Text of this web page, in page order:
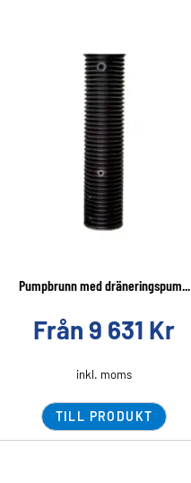
Pumpbrunn med dräneringspum...
Från 9 631 Kr
inkl. moms
TILL PRODUKT